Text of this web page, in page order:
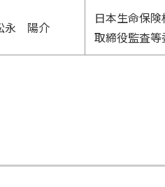
永 陽介
日本生命保
取締役監査